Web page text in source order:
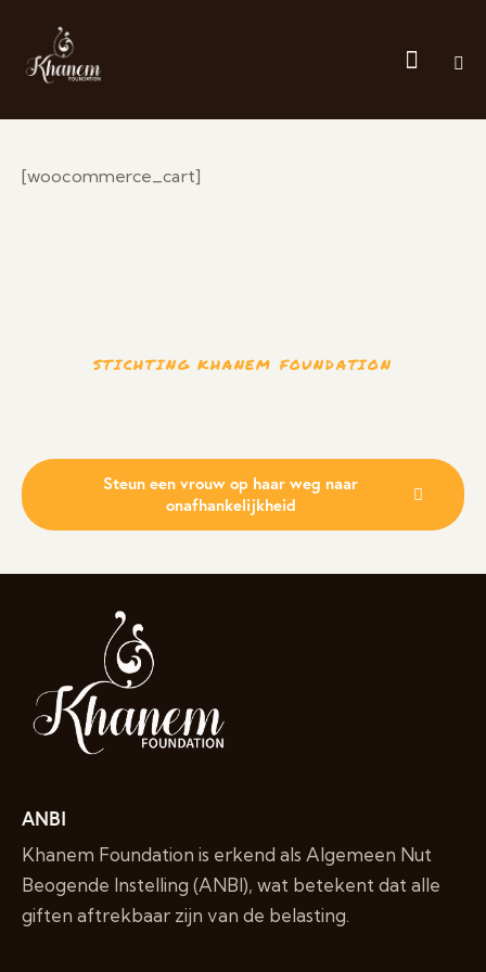
[woocommerce_cart]
STICHTING KHANEM FOUNDATION
Steun een vrouw op haar weg naar
onafhankelijkheid
ANBI
Khanem Foundation is erkend als Algemeen Nut
Beogende Instelling (ANBI), wat betekent dat alle
giften aftrekbaar zijn van de belasting.